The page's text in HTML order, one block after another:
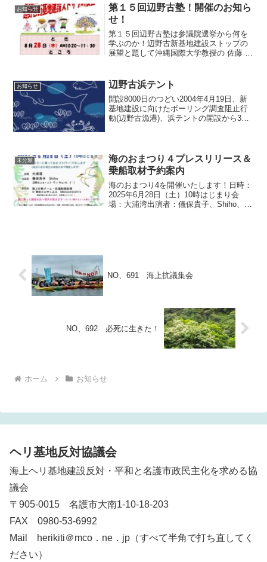
お知らせ
第１５回辺野古塾！開催のお知ら
せ！
第１５回辺野古塾は参議院選挙から何を
学ぶのか！辺野古新基地建設ストップの
展望と題して沖縄国際大学教授の 佐藤 学
AM 10：20〜11：30場所：シュワブゲー
ト前テ...
お知らせ 辺野古浜テント
開設8000日のつどい2004年4月19日、新
基地建設に向けたボーリング調査阻止行
動(辺野古漁港)、浜テントの開設から3月
巻く風...
未分類
海のおまつり４プレスリリース＆
乗船取材予約案内
海のおまつり4を開催いたします！日時：
2025年6月28日（土）10時はじまり会
場：大浦湾出演者：儀保貴子、Shiho、辺
NO、691 海上抗議集会
NO、692 必死に生きた！
ホーム お知らせ
ヘリ基地反対協議会
海上ヘリ基地建設反対・平和と名護市政民主化を求める協
議会
〒905-0015 名護市大南1-10-18-203
FAX 0980-53-6992
Mail herikiti＠mco．ne．jp（すべて半角で打ち直してく
ださい）